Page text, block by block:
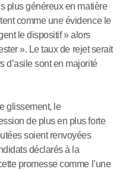
plus généreux en matière
comme une évidence le
le dispositif » alors
». Le taux de rejet serait
d’asile sont en majorité
glissement, le
de plus en plus forte
soient renvoyées
déclarés à la
promesse comme l’une